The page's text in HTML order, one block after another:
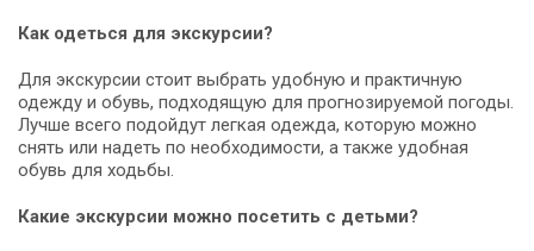
Как одеться для экскурсии?
Для экскурсии стоит выбрать удобную и практичную
одежду и обувь, подходящую для прогнозируемой погоды.
Лучше всего подойдут легкая одежда, которую можно
снять или надеть по необходимости, а также удобная
обувь для ходьбы.
Какие экскурсии можно посетить с детьми?